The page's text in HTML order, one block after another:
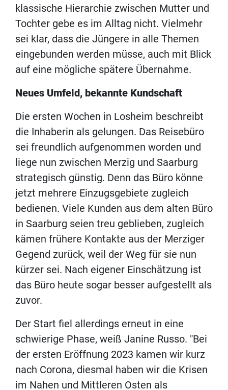
klassische Hierarchie zwischen Mutter und
Tochter gebe es im Alltag nicht. Vielmehr
sei klar, dass die Jüngere in alle Themen
eingebunden werden müsse, auch mit Blick
auf eine mögliche spätere Übernahme.
Neues Umfeld, bekannte Kundschaft
Die ersten Wochen in Losheim beschreibt
die Inhaberin als gelungen. Das Reisebüro
sei freundlich aufgenommen worden und
liege nun zwischen Merzig und Saarburg
strategisch günstig. Denn das Büro könne
jetzt mehrere Einzugsgebiete zugleich
bedienen. Viele Kunden aus dem alten Büro
in Saarburg seien treu geblieben, zugleich
kämen frühere Kontakte aus der Merziger
Gegend zurück, weil der Weg für sie nun
kürzer sei. Nach eigener Einschätzung ist
das Büro heute sogar besser aufgestellt als
zuvor.
Der Start fiel allerdings erneut in eine
schwierige Phase, weiß Janine Russo. "Bei
der ersten Eröffnung 2023 kamen wir kurz
nach Corona, diesmal haben wir die Krisen
im Nahen und Mittleren Osten als